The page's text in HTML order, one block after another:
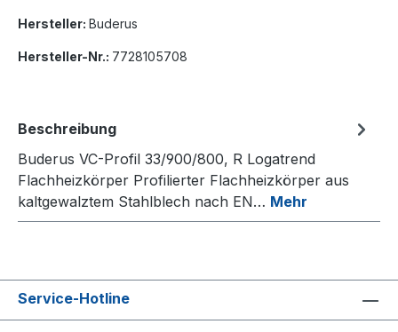
Hersteller: Buderus
Hersteller-Nr.: 7728105708
Beschreibung
Buderus VC-Profil 33/900/800, R Logatrend
Flachheizkörper Profilierter Flachheizkörper aus
kaltgewalztem Stahlblech nach EN… Mehr
Service-Hotline